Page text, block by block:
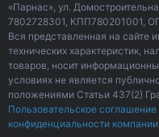
«Парнас», ул.
7802728301, КПП780201001,
Вся представленная на сайте
технических характеристик,
товаров, носит
условиях не является
положениями Статьи 437(2)
Пользовательское соглашение
конфиденциальности компании